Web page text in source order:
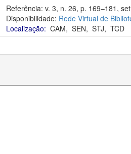
Referência: v. 3, n. 26, p. 169–181,
Disponibilidade: Rede Virtual de
Localização: CAM, SEN, STJ, TCD